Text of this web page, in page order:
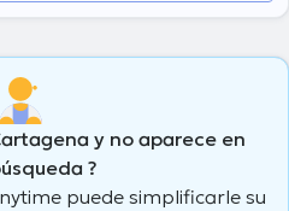
y no aparece en
?
puede simplificarle su